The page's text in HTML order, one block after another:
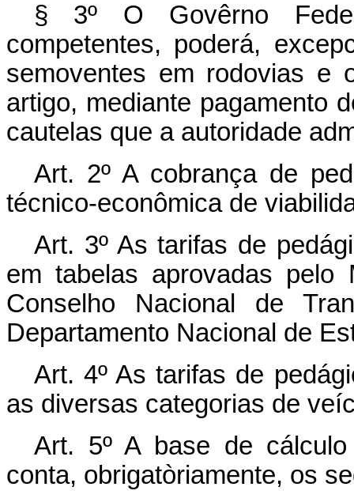
§ 3º O Govêrno
competentes, poderá,
semoventes em rodovias e
artigo, mediante pagamento
cautelas que a autoridade
Art. 2º A cobrança de
técnico-econômica de
Art. 3º As tarifas de
em tabelas aprovadas pelo
Conselho Nacional de
Departamento Nacional de
Art. 4º As tarifas de
as diversas categorias de
Art. 5º A base de
conta, obrigatòriamente, os